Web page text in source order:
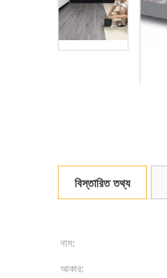
বিস্তারিত তথ্য
নাম:
আকার: